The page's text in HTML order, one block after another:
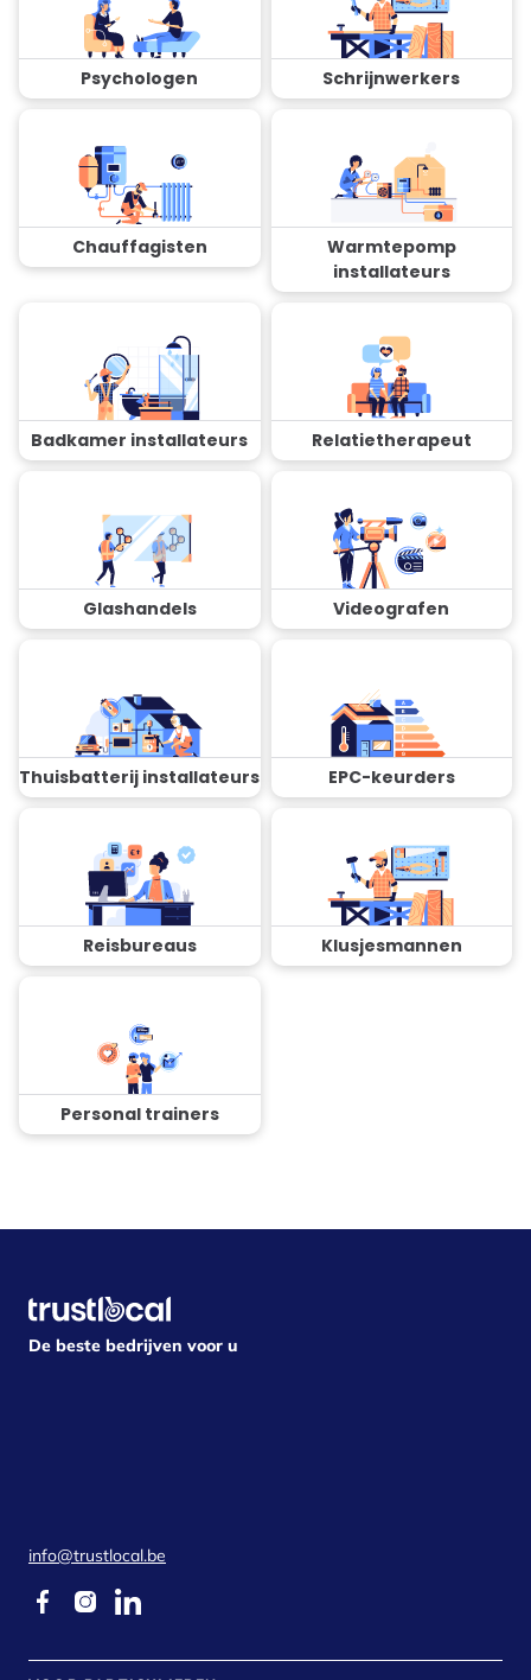
Psychologen Schrijnwerkers
Chauffagisten
Warmtepomp
installateurs
Badkamer installateurs Relatietherapeut
Glashandels Videografen
Thuisbatterij installateurs EPC-keurders
Reisbureaus Klusjesmannen
Personal trainers
De beste bedrijven voor u
info@trustlocal.be